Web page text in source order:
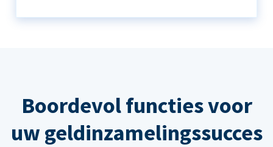
Boordevol functies voor
uw geldinzamelingssucces